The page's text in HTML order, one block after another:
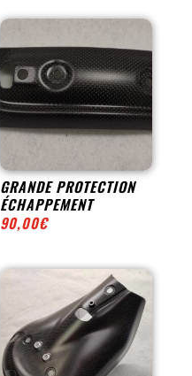
GRANDE PROTECTION
ÉCHAPPEMENT
90,00€